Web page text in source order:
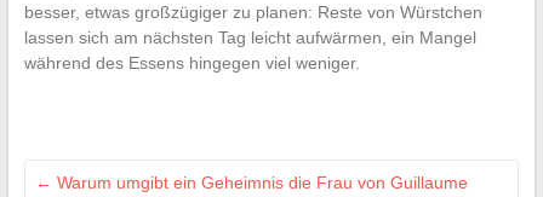
besser, etwas großzügiger zu planen: Reste von Würstchen
lassen sich am nächsten Tag leicht aufwärmen, ein Mangel
während des Essens hingegen viel weniger.
← Warum umgibt ein Geheimnis die Frau von Guillaume